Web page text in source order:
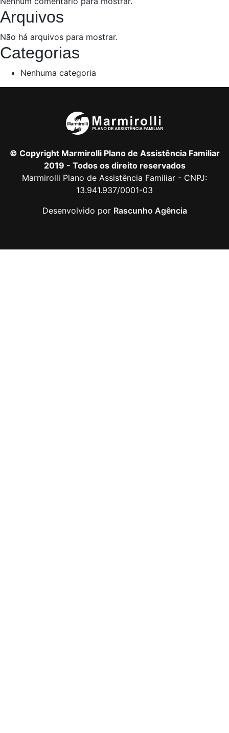
Arquivos
Não há arquivos para mostrar.
Categorias
Nenhuma categoria
© Copyright Marmirolli Plano de Assistência Familiar
2019 - Todos os direito reservados
Marmirolli Plano de Assistência Familiar - CNPJ:
13.941.937/0001-03
Desenvolvido por Rascunho Agência